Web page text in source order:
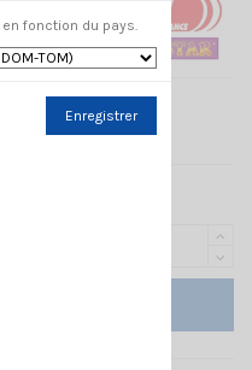
fonction du pays.
Enregistrer